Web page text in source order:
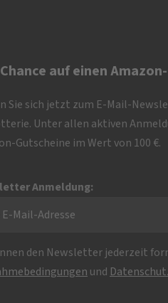
auf einen
Sie sich jetzt zum E-Mail-
Unter allen aktiven
Gutscheine im Wert von 100 €.
Anmeldung:
den Newsletter jederzeit
und